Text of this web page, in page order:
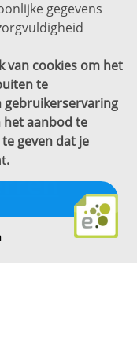
gegevens
van cookies om het
te
gebruikerservaring
het aanbod te
geven dat je
.